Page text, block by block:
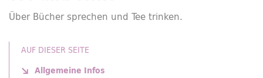
Über Bücher sprechen und Tee trinken.
AUF DIESER SEITE
Allgemeine Infos